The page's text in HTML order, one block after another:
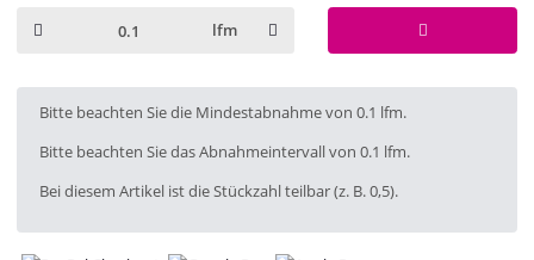
lfm
x
Bitte beachten Sie die Mindestabnahme von 0.1 lfm.
Bitte beachten Sie das Abnahmeintervall von 0.1 lfm.
Bei diesem Artikel ist die Stückzahl teilbar (z. B. 0,5).